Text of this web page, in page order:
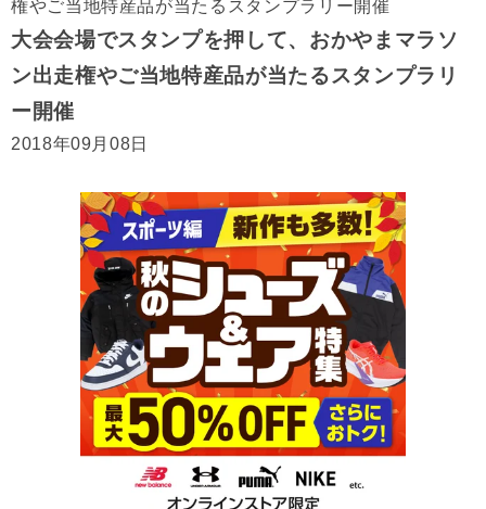
大会会場でスタンプを押して、おかやまマラソ
ン出走権やご当地特産品が当たるスタンプラリ
ー開催
2018年09月08日